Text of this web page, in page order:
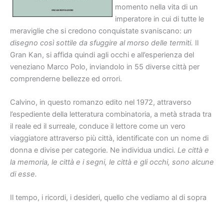
momento nella vita di un
imperatore in cui di tutte le
meraviglie che si credono conquistate svaniscano: un
disegno così sottile da sfuggire al morso delle termiti. Il
Gran Kan, si affida quindi agli occhi e all’esperienza del
veneziano Marco Polo, inviandolo in 55 diverse città per
comprenderne bellezze ed orrori.
Calvino, in questo romanzo edito nel 1972, attraverso
l’espediente della letteratura combinatoria, a metà strada tra
il reale ed il surreale, conduce il lettore come un vero
viaggiatore attraverso più città, identificate con un nome di
donna e divise per categorie. Ne individua undici. Le città e
la memoria, le città e i segni, le città e gli occhi, sono alcune
di esse.
Il tempo, i ricordi, i desideri, quello che vediamo al di sopra